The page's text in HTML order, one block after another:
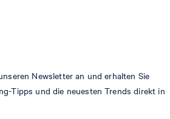
Newsletter an und erhalten Sie
Tipps und die neuesten Trends direkt in